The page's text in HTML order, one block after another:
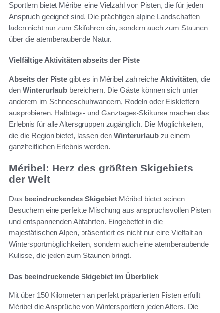
Sportlern bietet Méribel eine Vielzahl von Pisten, die für jeden
Anspruch geeignet sind. Die prächtigen alpine Landschaften
laden nicht nur zum Skifahren ein, sondern auch zum Staunen
über die atemberaubende Natur.
Vielfältige Aktivitäten abseits der Piste
Abseits der Piste gibt es in Méribel zahlreiche Aktivitäten, die
den Winterurlaub bereichern. Die Gäste können sich unter
anderem im Schneeschuhwandern, Rodeln oder Eisklettern
ausprobieren. Halbtags- und Ganztages-Skikurse machen das
Erlebnis für alle Altersgruppen zugänglich. Die Möglichkeiten,
die die Region bietet, lassen den Winterurlaub zu einem
ganzheitlichen Erlebnis werden.
Méribel: Herz des größten Skigebiets
der Welt
Das beeindruckendes Skigebiet Méribel bietet seinen
Besuchern eine perfekte Mischung aus anspruchsvollen Pisten
und entspannenden Abfahrten. Eingebettet in die
majestätischen Alpen, präsentiert es nicht nur eine Vielfalt an
Wintersportmöglichkeiten, sondern auch eine atemberaubende
Kulisse, die jeden zum Staunen bringt.
Das beeindruckende Skigebiet im Überblick
Mit über 150 Kilometern an perfekt präparierten Pisten erfüllt
Méribel die Ansprüche von Wintersportlern jeden Alters. Die